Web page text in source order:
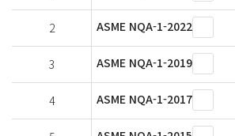
2 ASME NQA-1-2022
3 ASME NQA-1-2019
4 ASME NQA-1-2017